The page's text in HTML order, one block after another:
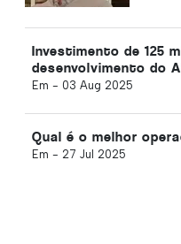
Investimento de 125
desenvolvimento do
Em - 03 Aug 2025
Qual é o melhor
Em - 27 Jul 2025